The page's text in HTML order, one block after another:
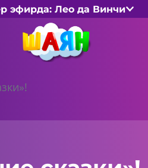
эфирда: Лео да Винчи